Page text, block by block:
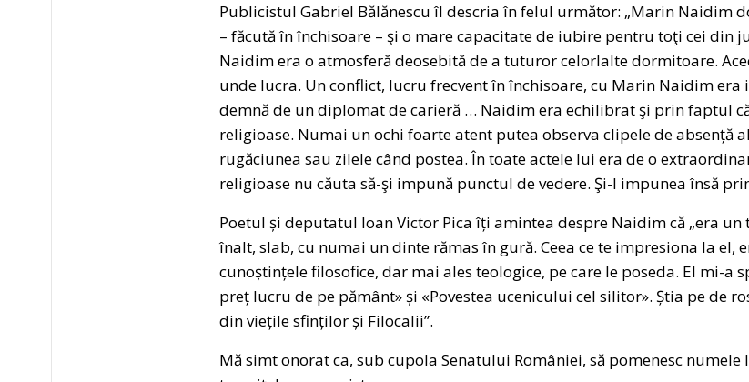
Publicistul Gabriel Bălănescu îl descria în felul următor: „Marin Naidim
– făcută în închisoare – şi o mare capacitate de iubire pentru toţi cei din
Naidim era o atmosferă deosebită de a tuturor celorlalte dormitoare.
unde lucra. Un conflict, lucru frecvent în închisoare, cu Marin Naidim
demnă de un diplomat de carieră … Naidim era echilibrat şi prin faptul
religioase. Numai un ochi foarte atent putea observa clipele de absență
rugăciunea sau zilele când postea. În toate actele lui era de o
religioase nu căuta să-şi impună punctul de vedere. Şi-l impunea însă
Poetul și deputatul Ioan Victor Pica îți amintea despre Naidim că „era
înalt, slab, cu numai un dinte rămas în gură. Ceea ce te impresiona la el,
cunoștințele filosofice, dar mai ales teologice, pe care le poseda. El mi-a
preț lucru de pe pământ» și «Povestea ucenicului cel silitor». Știa pe de
din viețile sfinților și Filocalii”.
Mă simt onorat ca, sub cupola Senatului României, să pomenesc